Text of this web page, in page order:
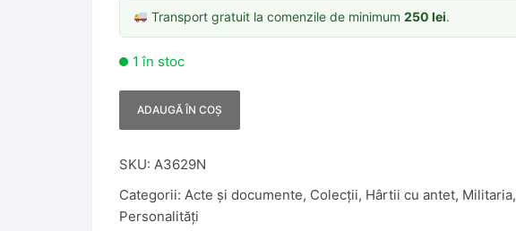
Transport gratuit la comenzile de minimum 250 lei.
1 în stoc
ADAUGĂ ÎN COȘ
t
r
n
SKU: A3629N
Categorii: Acte și documente, Colecții, Hârtii cu antet, Militaria,
Personalități